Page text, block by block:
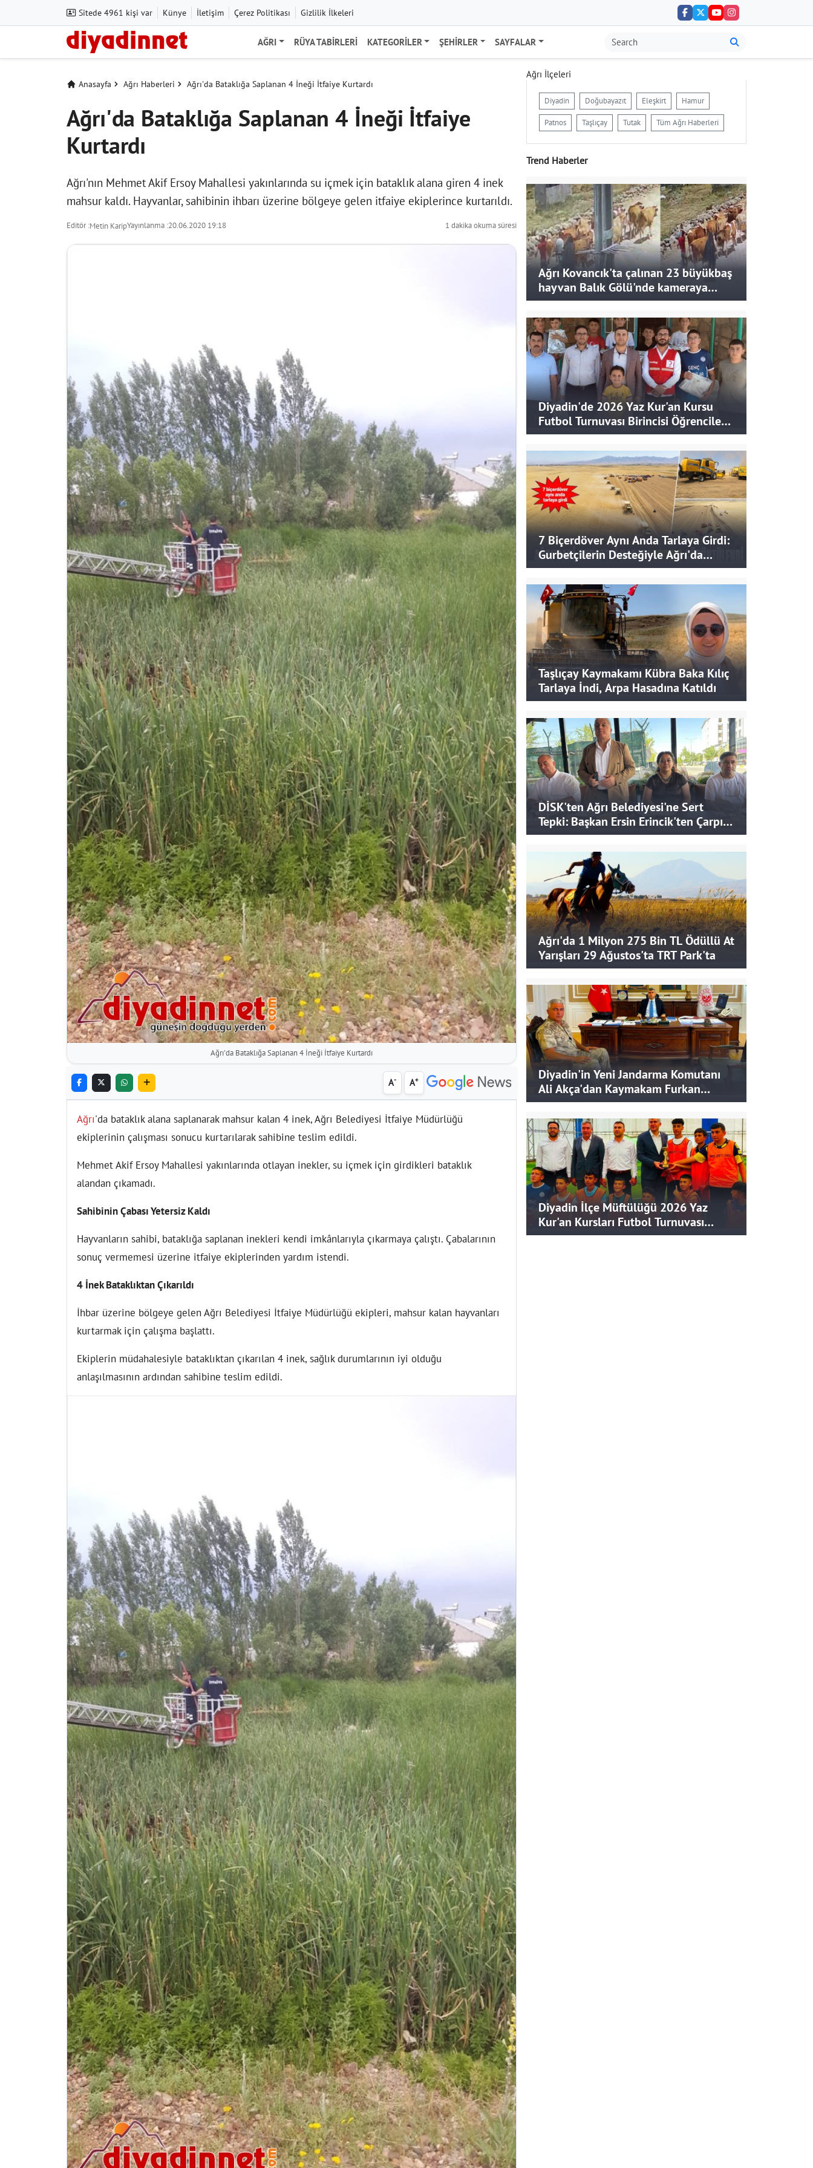
Sitede 4961 kişi var Künye İletişim Çerez Politikası Gizlilik İlkeleri
AĞRI RÜYA TABIRLERI KATEGORILER ŞEHIRLER SAYFALAR
Anasayfa Ağrı Haberleri Ağrı'da Bataklığa Saplanan 4 İneği İtfaiye Kurtardı
Ağrı'da Bataklığa Saplanan 4 İneği İtfaiye
Kurtardı
Ağrı'nın Mehmet Akif Ersoy Mahallesi yakınlarında su içmek için bataklık alana giren 4 inek
mahsur kaldı. Hayvanlar, sahibinin ihbarı üzerine bölgeye gelen itfaiye ekiplerince kurtarıldı.
Editör :Metin KaripYayınlanma :20.06.2020 19:18 1 dakika okuma süresi
Ağrı'da Bataklığa Saplanan 4 İneği İtfaiye Kurtardı
A- A+
Ağrı'da bataklık alana saplanarak mahsur kalan 4 inek, Ağrı Belediyesi İtfaiye Müdürlüğü
ekiplerinin çalışması sonucu kurtarılarak sahibine teslim edildi.
Mehmet Akif Ersoy Mahallesi yakınlarında otlayan inekler, su içmek için girdikleri bataklık
alandan çıkamadı.
Sahibinin Çabası Yetersiz Kaldı
Hayvanların sahibi, bataklığa saplanan inekleri kendi imkânlarıyla çıkarmaya çalıştı. Çabalarının
sonuç vermemesi üzerine itfaiye ekiplerinden yardım istendi.
4 İnek Bataklıktan Çıkarıldı
İhbar üzerine bölgeye gelen Ağrı Belediyesi İtfaiye Müdürlüğü ekipleri, mahsur kalan hayvanları
kurtarmak için çalışma başlattı.
Ekiplerin müdahalesiyle bataklıktan çıkarılan 4 inek, sağlık durumlarının iyi olduğu
anlaşılmasının ardından sahibine teslim edildi.
Ağrı İlçeleri
Diyadin Doğubayazıt Eleşkirt Hamur
Patnos Taşlıçay Tutak Tüm Ağrı Haberleri
Trend Haberler
Ağrı Kovancık'ta çalınan 23 büyükbaş
hayvan Balık Gölü'nde kameraya
takıldı
Diyadin'de 2026 Yaz Kur'an Kursu
Futbol Turnuvası Birincisi Öğrencilere
Hediye
7 Biçerdöver Aynı Anda Tarlaya Girdi:
Gurbetçilerin Desteğiyle Ağrı'da
Bereketli Hasat
Taşlıçay Kaymakamı Kübra Baka Kılıç
Tarlaya İndi, Arpa Hasadına Katıldı
DİSK'ten Ağrı Belediyesi'ne Sert
Tepki: Başkan Ersin Erincik'ten Çarpıcı
İddialar
Ağrı'da 1 Milyon 275 Bin TL Ödüllü At
Yarışları 29 Ağustos'ta TRT Park'ta
Diyadin'in Yeni Jandarma Komutanı
Ali Akça'dan Kaymakam Furkan
Korkusuz'a Ziyaret
Diyadin İlçe Müftülüğü 2026 Yaz
Kur'an Kursları Futbol Turnuvası
Tamamlandı